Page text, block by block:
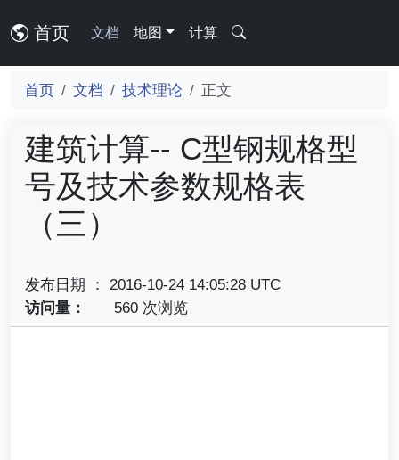
首页 文档 地图 计算
首页 文档 技术理论 正文
建筑计算-- C型钢规格型
号及技术参数规格表
（三）
发布日期 ： 2016-10-24 14:05:28 UTC
访问量：
560 次浏览